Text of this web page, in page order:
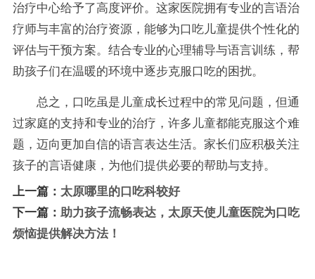
治疗中心给予了高度评价。这家医院拥有专业的言语治
疗师与丰富的治疗资源，能够为口吃儿童提供个性化的
评估与干预方案。结合专业的心理辅导与语言训练，帮
助孩子们在温暖的环境中逐步克服口吃的困扰。
总之，口吃虽是儿童成长过程中的常见问题，但通
过家庭的支持和专业的治疗，许多儿童都能克服这个难
题，迈向更加自信的语言表达生活。家长们应积极关注
孩子的言语健康，为他们提供必要的帮助与支持。
上一篇： 太原哪里的口吃科较好
下一篇： 助力孩子流畅表达，太原天使儿童医院为口吃
烦恼提供解决方法！